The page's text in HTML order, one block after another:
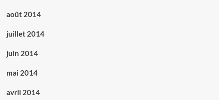
août 2014
juillet 2014
juin 2014
mai 2014
avril 2014